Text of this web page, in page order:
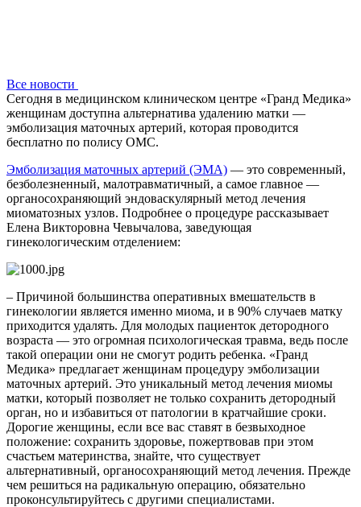
Все новости
Сегодня в медицинском клиническом центре «Гранд Медика»
женщинам доступна альтернатива удалению матки —
эмболизация маточных артерий, которая проводится
бесплатно по полису ОМС.
Эмболизация маточных артерий (ЭМА) — это современный,
безболезненный, малотравматичный, а самое главное —
органосохраняющий эндоваскулярный метод лечения
миоматозных узлов. Подробнее о процедуре рассказывает
Елена Викторовна Чевычалова, заведующая
гинекологическим отделением:
– Причиной большинства оперативных вмешательств в
гинекологии является именно миома, и в 90% случаев матку
приходится удалять. Для молодых пациенток детородного
возраста — это огромная психологическая травма, ведь после
такой операции они не смогут родить ребенка. «Гранд
Медика» предлагает женщинам процедуру эмболизации
маточных артерий. Это уникальный метод лечения миомы
матки, который позволяет не только сохранить детородный
орган, но и избавиться от патологии в кратчайшие сроки.
Дорогие женщины, если все вас ставят в безвыходное
положение: сохранить здоровье, пожертвовав при этом
счастьем материнства, знайте, что существует
альтернативный, органосохраняющий метод лечения. Прежде
чем решиться на радикальную операцию, обязательно
проконсультируйтесь с другими специалистами.